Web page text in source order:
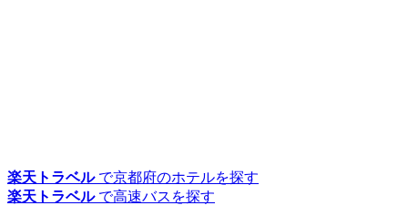
楽天トラベルで京都府のホテルを探す
楽天トラベルで高速バスを探す